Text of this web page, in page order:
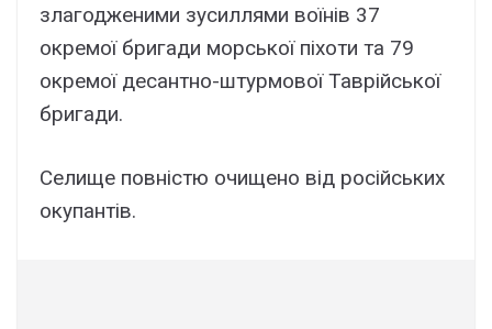
злагодженими зусиллями воїнів 37
окремої бригади морської піхоти та 79
окремої десантно-штурмової Таврійської
бригади.
Селище повністю очищено від російських
окупантів.